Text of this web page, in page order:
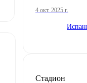
4 окт. 2025 г.
Стадион